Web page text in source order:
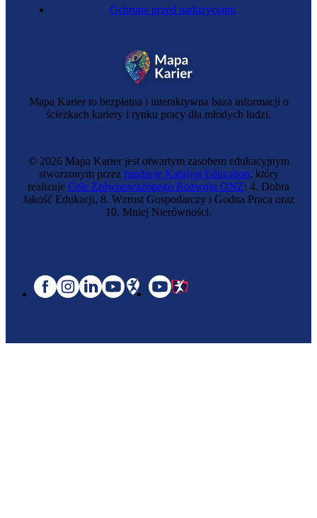
Mapa Karier to bezpłatna i interaktywna baza informacji o
ścieżkach kariery i rynku pracy dla młodych ludzi.
Ochrona przed nadużyciami
© 2026 Mapa Karier jest otwartym zasobem edukacyjnym
stworzonym przez fundację Katalyst Education, który
realizuje Cele Zrównoważonego Rozwoju ONZ: 4. Dobra
Jakość Edukacji, 8. Wzrost Gospodarczy i Godna Praca oraz
10. Mniej Nierówności.